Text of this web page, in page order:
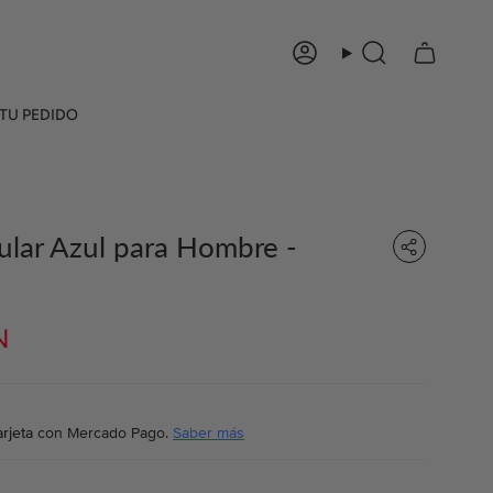
CuentaBúsqueda
PEDIDO
Azul para Hombre -
con Mercado Pago. Saber más